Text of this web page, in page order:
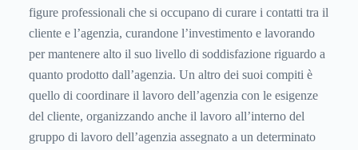
figure professionali che si occupano di curare i contatti tra il
cliente e l’agenzia, curandone l’investimento e lavorando
per mantenere alto il suo livello di soddisfazione riguardo a
quanto prodotto dall’agenzia. Un altro dei suoi compiti è
quello di coordinare il lavoro dell’agenzia con le esigenze
del cliente, organizzando anche il lavoro all’interno del
gruppo di lavoro dell’agenzia assegnato a un determinato